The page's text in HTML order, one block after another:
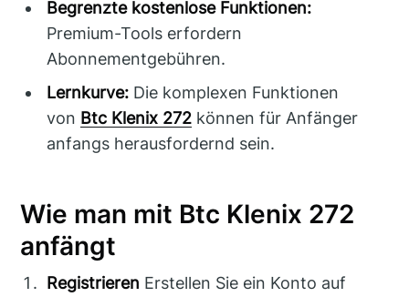
Begrenzte kostenlose Funktionen:
Premium-Tools erfordern
Abonnementgebühren.
Lernkurve: Die komplexen Funktionen
von Btc Klenix 272 können für Anfänger
anfangs herausfordernd sein.
Wie man mit Btc Klenix 272
anfängt
Registrieren Erstellen Sie ein Konto auf